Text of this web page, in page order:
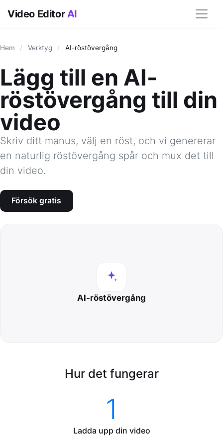
Video EditorAI
Hem / Verktyg / AI-röstövergång
Lägg till en AI-
röstövergång till din
video
Skriv ditt manus, välj en röst, och vi genererar
en naturlig röstövergång spår och mux det till
din video.
Försök gratis
AI-röstövergång
Hur det fungerar
1
Ladda upp din video